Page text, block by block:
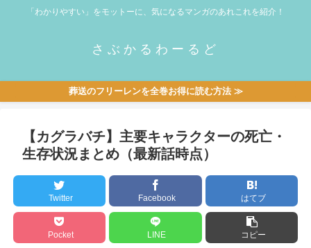
「わかりやすい」をモットーに、気になるマンガのあれこれを紹介！
さぶかるわーるど
葬送のフリーレンを全巻お得に読む方法 ≫
【カグラバチ】主要キャラクターの死亡・
生存状況まとめ（最新話時点）
Twitter Facebook はてブ
Pocket LINE コピー